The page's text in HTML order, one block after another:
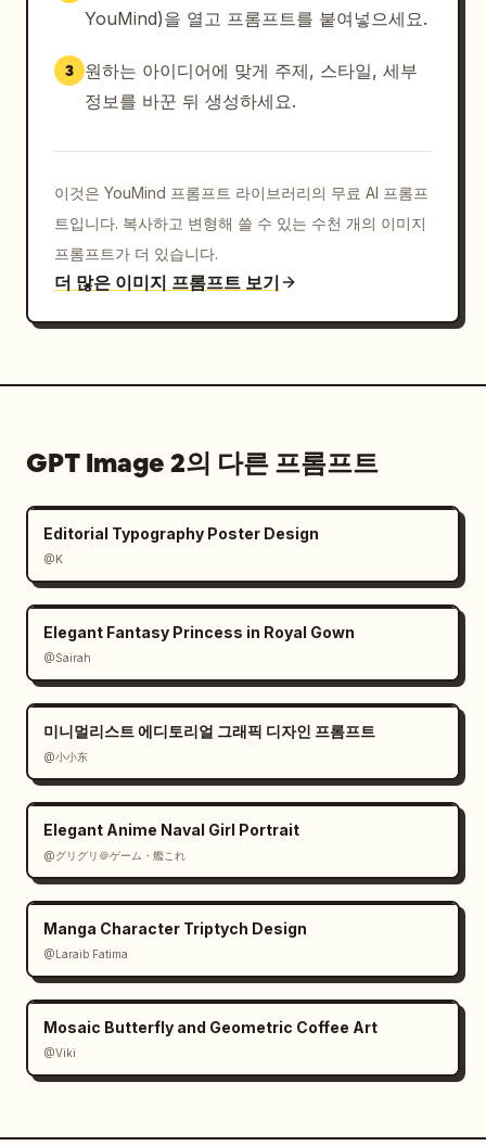
YouMind)을 열고 프롬프트를 붙여넣으세요.
3
원하는 아이디어에 맞게 주제, 스타일, 세부
정보를 바꾼 뒤 생성하세요.
이것은 YouMind 프롬프트 라이브러리의 무료 AI 프롬프
트입니다. 복사하고 변형해 쓸 수 있는 수천 개의 이미지
프롬프트가 더 있습니다.
더 많은 이미지 프롬프트 보기
GPT Image 2의 다른 프롬프트
Editorial Typography Poster Design
@K
Elegant Fantasy Princess in Royal Gown
@Sairah
미니멀리스트 에디토리얼 그래픽 디자인 프롬프트
@小小东
Elegant Anime Naval Girl Portrait
@グリグリ＠ゲーム・艦これ
Manga Character Triptych Design
@Laraib Fatima‎
Mosaic Butterfly and Geometric Coffee Art
@Viki